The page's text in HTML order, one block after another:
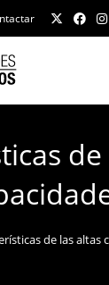
de las altas